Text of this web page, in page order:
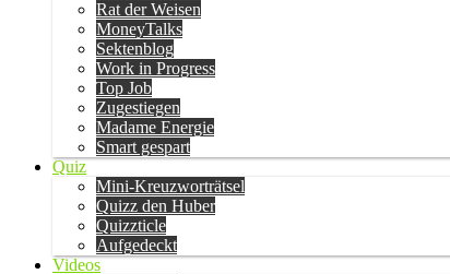
Rat der Weisen
MoneyTalks
Sektenblog
Work in Progress
Top Job
Zugestiegen
Madame Energie
Smart gespart
Quiz
Mini-Kreuzworträtsel
Quizz den Huber
Quizzticle
Aufgedeckt
Videos